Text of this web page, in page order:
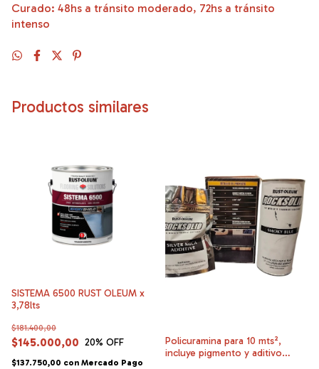
Curado: 48hs a tránsito moderado, 72hs a tránsito
intenso
Productos similares
SISTEMA 6500 RUST OLEUM x
3,78lts
$145.000,00
$181.400,00
20% OFF
$137.750,00 con Mercado Pago
Policuramina para 10 mts²,
incluye pigmento y aditivo